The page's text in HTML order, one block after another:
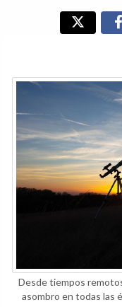
Desde tiempos
asombro en todas las